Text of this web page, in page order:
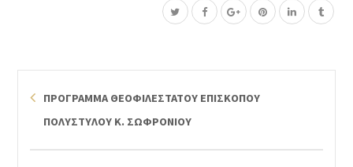
ΠΡΟΓΡΑΜΜΑ ΘΕΟΦΙΛΕΣΤΑΤΟΥ ΕΠΙΣΚΟΠΟΥ
ΠΟΛΥΣΤΥΛΟΥ Κ. ΣΩΦΡΟΝΙΟΥ